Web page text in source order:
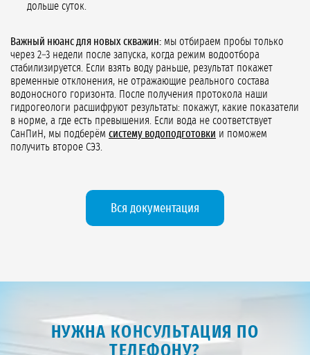
дольше суток.
Важный нюанс для новых скважин: мы отбираем пробы только
через 2–3 недели после запуска, когда режим водоотбора
стабилизируется. Если взять воду раньше, результат покажет
временные отклонения, не отражающие реального состава
водоносного горизонта. После получения протокола наши
гидрогеологи расшифруют результаты: покажут, какие показатели
в норме, а где есть превышения. Если вода не соответствует
СанПиН, мы подберём систему водоподготовки и поможем
получить второе СЭЗ.
Вся документация
НУЖНА КОНСУЛЬТАЦИЯ ПО
ТЕЛЕФОНУ?